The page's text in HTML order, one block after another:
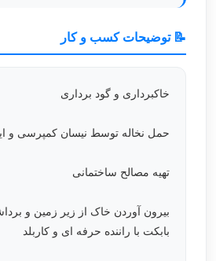
📝 توضیحات کسب و کار
خاکبرداری و گود برداری
حمل نخاله توسط نیسان کمپرسی و
تهیه مصالح ساختمانی
بیرون آوردن خاک از زیر زمین و
بابکت با راننده حرفه ای و کاربلد